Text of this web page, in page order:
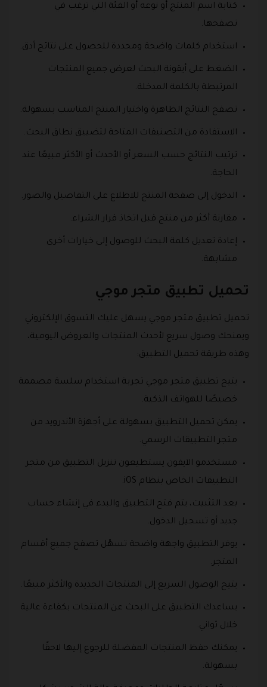
كتابة اسم المنتج أو نوعه أو الفئة التي ترغب في
تصفحها.
استخدام كلمات واضحة ومحددة للحصول على نتائج أدق.
الضغط على أيقونة البحث لعرض جميع المنتجات
المرتبطة بالكلمة المدخلة.
تصفح النتائج الظاهرة واختيار المنتج المناسب بسهولة.
الاستفادة من التصنيفات المتاحة لتضييق نطاق البحث.
ترتيب النتائج حسب السعر أو الأحدث أو الأكثر مبيعًا عند
الحاجة.
الدخول إلى صفحة المنتج للاطلاع على التفاصيل والصور.
مقارنة أكثر من منتج قبل اتخاذ قرار الشراء.
إعادة تعديل كلمة البحث للوصول إلى خيارات أخرى
مشابهة.
تحميل تطبيق متجر موجي
تحميل تطبيق متجر موجي يسهل عليك التسوق الإلكتروني
ويمنحك وصول سريع لأحدث المنتجات والعروض اليومية،
وهذه طريقة تحميل التطبيق:
يتيح تطبيق متجر موجي تجربة استخدام سلسة مصممة
خصيصًا للهواتف الذكية.
يمكن تحميل التطبيق بسهولة على أجهزة الأندرويد من
متجر التطبيقات الرسمي.
مستخدمو الآيفون يستطيعون تنزيل التطبيق من متجر
التطبيقات الخاص بنظام iOS.
بعد التثبيت، يتم فتح التطبيق والبدء في إنشاء حساب
جديد أو تسجيل الدخول.
يوفر التطبيق واجهة واضحة تسهّل تصفح جميع أقسام
المتجر.
يتيح الوصول السريع إلى المنتجات الجديدة والأكثر مبيعًا.
يساعدك التطبيق على البحث عن المنتجات بكفاءة عالية
خلال ثواني.
يمكنك حفظ المنتجات المفضلة للرجوع إليها لاحقًا
بسهولة.